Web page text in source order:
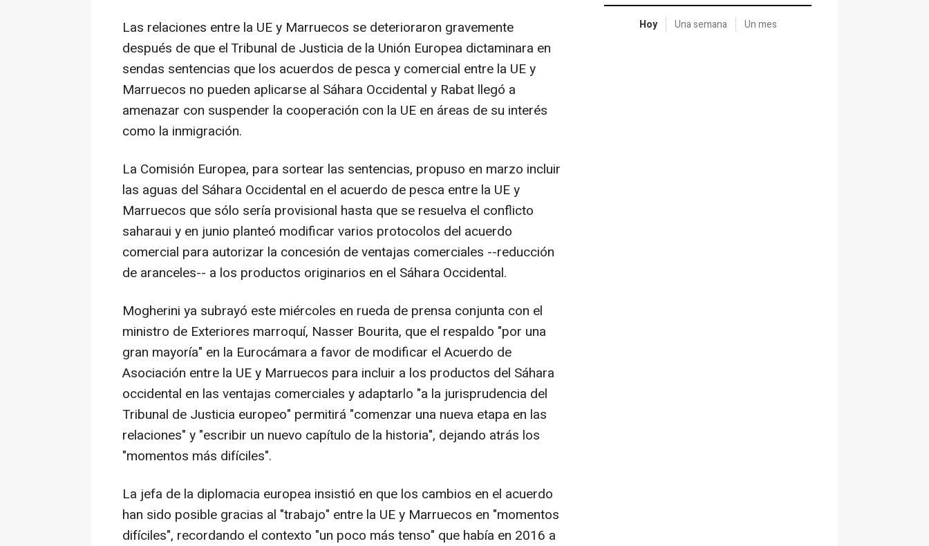
Las relaciones entre la UE y Marruecos se deterioraron gravemente
después de que el Tribunal de Justicia de la Unión Europea dictaminara en
sendas sentencias que los acuerdos de pesca y comercial entre la UE y
Marruecos no pueden aplicarse al Sáhara Occidental y Rabat llegó a
amenazar con suspender la cooperación con la UE en áreas de su interés
como la inmigración.
La Comisión Europea, para sortear las sentencias, propuso en marzo incluir
las aguas del Sáhara Occidental en el acuerdo de pesca entre la UE y
Marruecos que sólo sería provisional hasta que se resuelva el conflicto
saharaui y en junio planteó modificar varios protocolos del acuerdo
comercial para autorizar la concesión de ventajas comerciales --reducción
de aranceles-- a los productos originarios en el Sáhara Occidental.
Mogherini ya subrayó este miércoles en rueda de prensa conjunta con el
ministro de Exteriores marroquí, Nasser Bourita, que el respaldo "por una
gran mayoría" en la Eurocámara a favor de modificar el Acuerdo de
Asociación entre la UE y Marruecos para incluir a los productos del Sáhara
occidental en las ventajas comerciales y adaptarlo "a la jurisprudencia del
Tribunal de Justicia europeo" permitirá "comenzar una nueva etapa en las
relaciones" y "escribir un nuevo capítulo de la historia", dejando atrás los
"momentos más difíciles".
La jefa de la diplomacia europea insistió en que los cambios en el acuerdo
han sido posible gracias al "trabajo" entre la UE y Marruecos en "momentos
difíciles", recordando el contexto "un poco más tenso" que había en 2016 a
Hoy Una semana Un mes